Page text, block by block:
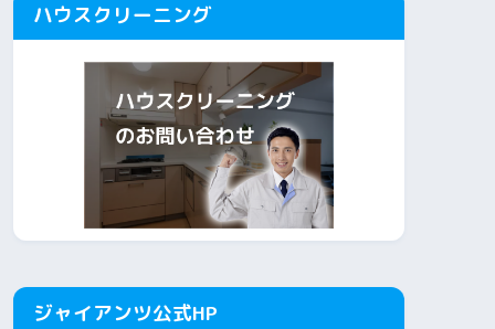
ハウスクリーニング
ジャイアンツ公式HP